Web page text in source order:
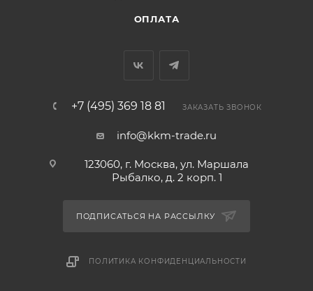
ОПЛАТА
+7 (495) 369 18 81 ЗАКАЗАТЬ ЗВОНОК
info@kkm-trade.ru
123060, г. Москва, ул. Маршала
Рыбалко, д. 2 корп. 1
ПОДПИСАТЬСЯ НА РАССЫЛКУ
ПОЛИТИКА КОНФИДЕНЦИАЛЬНОСТИ